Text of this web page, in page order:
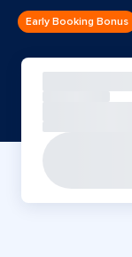
Early Booking Bonus